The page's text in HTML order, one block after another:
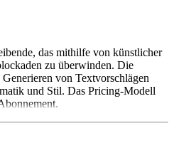
das mithilfe von künstlicher
zu überwinden. Die
von Textvorschlägen
und Stil. Das Pricing-Modell